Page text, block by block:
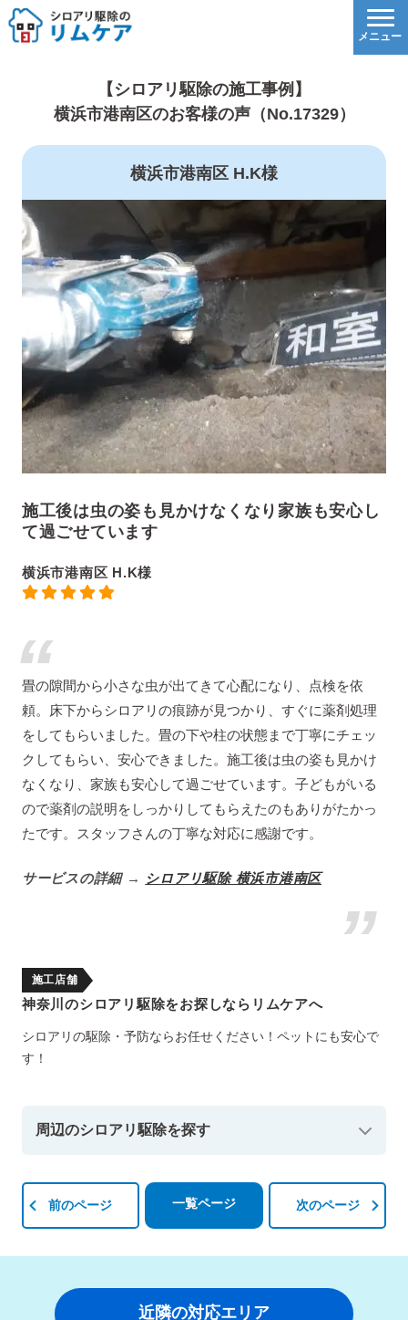
【シロアリ駆除の施工事例】
横浜市港南区のお客様の声（No.17329）
横浜市港南区 H.K様
施工後は虫の姿も見かけなくなり家族も安心し
て過ごせています
横浜市港南区 H.K様
畳の隙間から小さな虫が出てきて心配になり、点検を依
頼。床下からシロアリの痕跡が見つかり、すぐに薬剤処理
をしてもらいました。畳の下や柱の状態まで丁寧にチェッ
クしてもらい、安心できました。施工後は虫の姿も見かけ
なくなり、家族も安心して過ごせています。子どもがいる
ので薬剤の説明をしっかりしてもらえたのもありがたかっ
たです。スタッフさんの丁寧な対応に感謝です。
サービスの詳細 → シロアリ駆除 横浜市港南区
施工店舗
神奈川のシロアリ駆除をお探しならリムケアへ
シロアリの駆除・予防ならお任せください！ペットにも安心で
す！
周辺のシロアリ駆除を探す
前のページ 一覧ページ 次のページ
近隣の対応エリア